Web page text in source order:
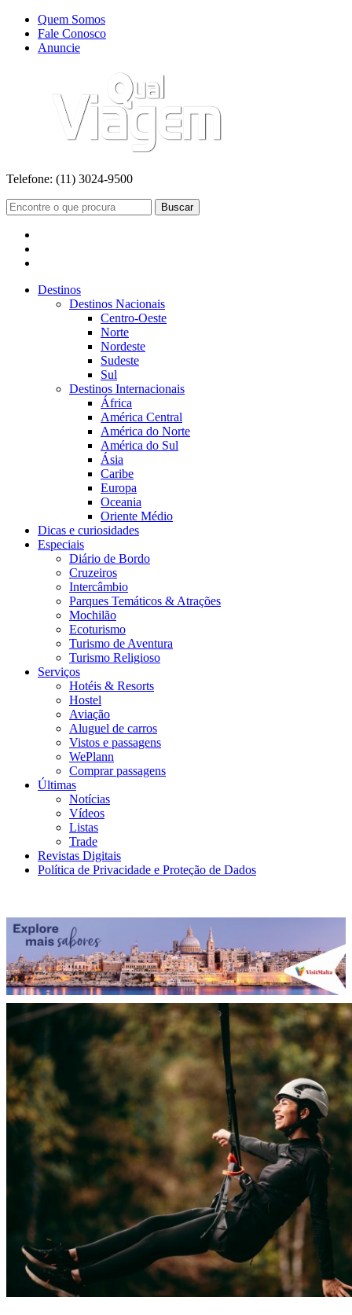
Quem Somos
Fale Conosco
Anuncie
Telefone: (11) 3024-9500
Buscar
Destinos
Destinos Nacionais
Centro-Oeste
Norte
Nordeste
Sudeste
Sul
Destinos Internacionais
África
América Central
América do Norte
América do Sul
Ásia
Caribe
Europa
Oceania
Oriente Médio
Dicas e curiosidades
Especiais
Diário de Bordo
Cruzeiros
Intercâmbio
Parques Temáticos & Atrações
Mochilão
Ecoturismo
Turismo de Aventura
Turismo Religioso
Serviços
Hotéis & Resorts
Hostel
Aviação
Aluguel de carros
Vistos e passagens
WePlann
Comprar passagens
Últimas
Notícias
Vídeos
Listas
Trade
Revistas Digitais
Política de Privacidade e Proteção de Dados